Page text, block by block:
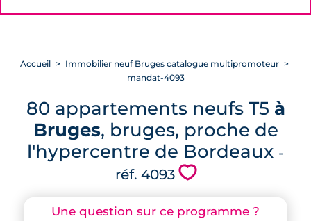
Une question sur ce programme ?
Accueil
Immobilier neuf Bruges catalogue multipromoteur
mandat-4093
80 appartements neufs T5 à
Bruges, bruges, proche de
l'hypercentre de Bordeaux -
réf. 4093 💗